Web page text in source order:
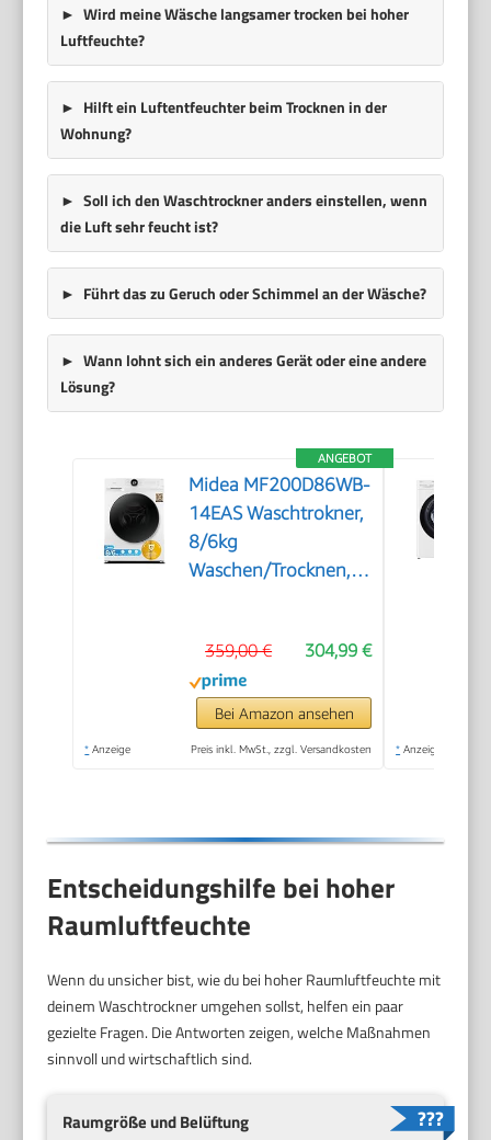
Wird meine Wäsche langsamer trocken bei hoher
Luftfeuchte?
Hilft ein Luftentfeuchter beim Trocknen in der
Wohnung?
Soll ich den Waschtrockner anders einstellen, wenn
die Luft sehr feucht ist?
Führt das zu Geruch oder Schimmel an der Wäsche?
Wann lohnt sich ein anderes Gerät oder eine andere
Lösung?
ANGEBOT
Midea MF200D86WB-
14EAS Waschtrokner,
8/6kg
Waschen/Trocknen,
Waschen & Trocknen,
Steam Care, Turbo
Wash, 48 cm tief,
APP-Steuerung,
304,99 €
359,00 €
Bei Amazon ansehen
* Anzeige Preis inkl. MwSt., zzgl. Versandkosten * Anzeige
Entscheidungshilfe bei hoher
Raumluftfeuchte
Wenn du unsicher bist, wie du bei hoher Raumluftfeuchte mit
deinem Waschtrockner umgehen sollst, helfen ein paar
gezielte Fragen. Die Antworten zeigen, welche Maßnahmen
sinnvoll und wirtschaftlich sind.
Raumgröße und Belüftung